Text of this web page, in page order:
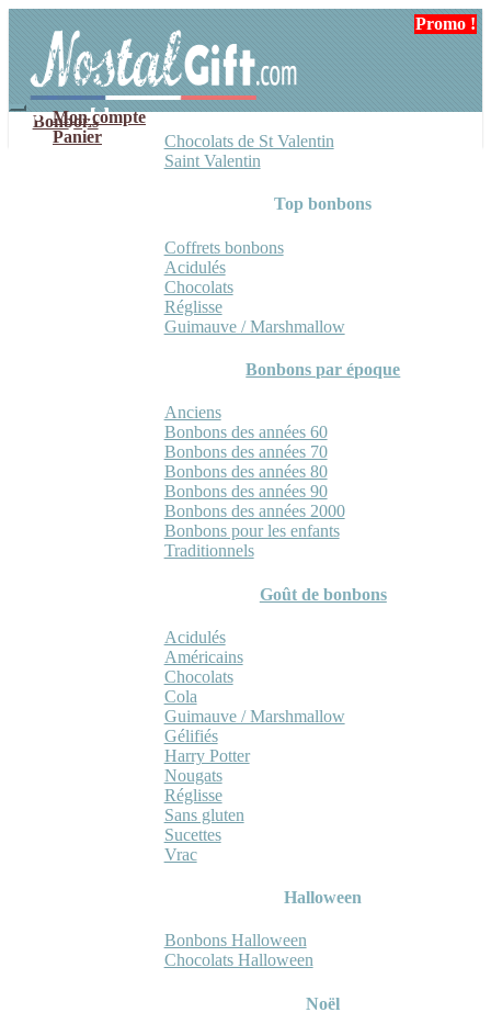
navigation
contenu
Mon compte
Panier
Bonbons
Chocolats de St Valentin
Saint Valentin
Top bonbons
Coffrets bonbons
Acidulés
Chocolats
Réglisse
Guimauve / Marshmallow
Bonbons par époque
Anciens
Bonbons des années 60
Bonbons des années 70
Bonbons des années 80
Bonbons des années 90
Bonbons des années 2000
Bonbons pour les enfants
Traditionnels
Goût de bonbons
Acidulés
Américains
Chocolats
Cola
Guimauve / Marshmallow
Gélifiés
Harry Potter
Nougats
Réglisse
Sans gluten
Sucettes
Vrac
Halloween
Bonbons Halloween
Chocolats Halloween
Noël
Promo !